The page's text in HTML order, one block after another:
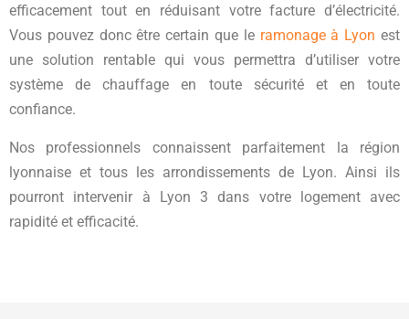
efficacement tout en réduisant votre facture d’électricité.
Vous pouvez donc être certain que le ramonage à Lyon est
une solution rentable qui vous permettra d’utiliser votre
système de chauffage en toute sécurité et en toute
confiance.
Nos professionnels connaissent parfaitement la région
lyonnaise et tous les arrondissements de Lyon. Ainsi ils
pourront intervenir à Lyon 3 dans votre logement avec
rapidité et efficacité.